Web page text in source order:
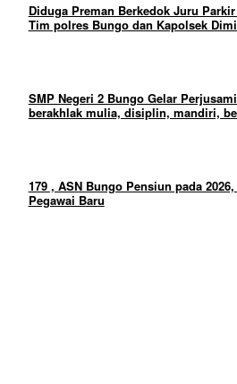
Diduga Preman Berkedok Juru
Tim polres Bungo dan Kapolsek
SMP Negeri 2 Bungo Gelar
berakhlak mulia, disiplin, mandiri,
179 , ASN Bungo Pensiun pada
Pegawai Baru